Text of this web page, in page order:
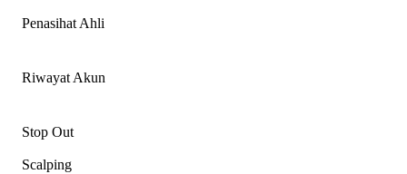
Penasihat Ahli
Riwayat Akun
Stop Out
Scalping